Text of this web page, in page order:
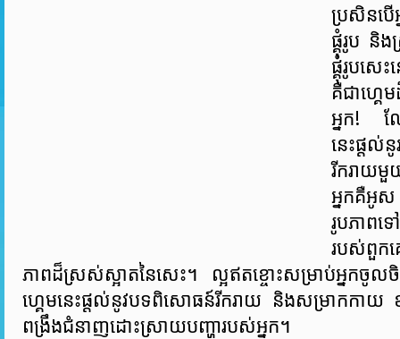
ប្រសិនបើ
ផ្គុំរូប និ
ផ្គុំរូបស
គឺជាហ្គេ
អ្នក! ល្ប
នេះផ្តល់
រីករាយមួ
អ្នកគឺអូ
រូបភាពទ
របស់ពួក
ភាពដ៏ស្រស់ស្អាតនៃសេះ។ ល្អឥតខ្ចោះសម្រាប់អ្នកចូលចិ
ហ្គេមនេះផ្តល់នូវបទពិសោធន៍រីករាយ និងសម្រាកក
ពង្រឹងជំនាញដោះស្រាយបញ្ហារបស់អ្នក។